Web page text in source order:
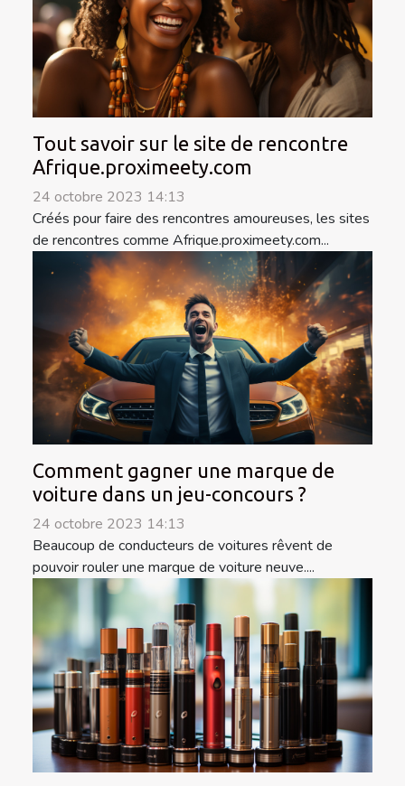
Tout savoir sur le site de rencontre
Afrique.proximeety.com
24 octobre 2023 14:13
Créés pour faire des rencontres amoureuses, les sites
de rencontres comme Afrique.proximeety.com...
Comment gagner une marque de
voiture dans un jeu-concours ?
24 octobre 2023 14:13
Beaucoup de conducteurs de voitures rêvent de
pouvoir rouler une marque de voiture neuve....